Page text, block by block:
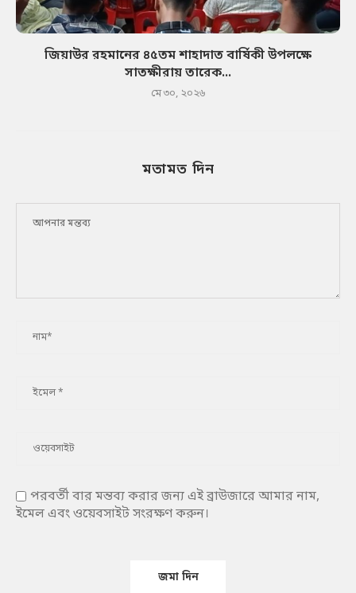
জিয়াউর রহমানের ৪৫তম শাহাদাত বার্ষিকী উপলক্ষে
সাতক্ষীরায় তারেক...
মে ৩০, ২০২৬
মতামত দিন
পরবর্তী বার মন্তব্য করার জন্য এই ব্রাউজারে আমার নাম,
ইমেল এবং ওয়েবসাইট সংরক্ষণ করুন।